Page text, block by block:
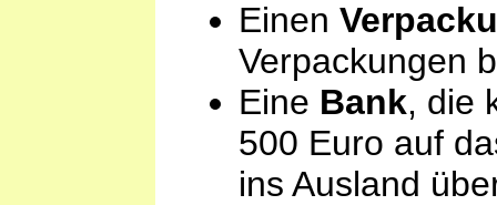
Einen
Verpackungen
Eine Bank, die
500 Euro auf
ins Ausland